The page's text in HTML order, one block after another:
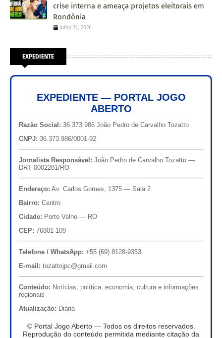
crise interna e ameaça projetos eleitorais em
Rondônia
julho 31, 2026
EXPEDIENTE
EXPEDIENTE — PORTAL JOGO
ABERTO
Razão Social: 36.373.986 João Pedro de Carvalho Tozatto
CNPJ: 36.373.986/0001-92
Jornalista Responsável: João Pedro de Carvalho Tozatto —
DRT 0002281/RO
Endereço: Av. Carlos Gomes, 1375 — Sala 2
Bairro: Centro
Cidade: Porto Velho — RO
CEP: 76801-109
Telefone / WhatsApp: +55 (69) 8128-9353
E-mail: tozattojpc@gmail.com
Conteúdo: Notícias, política, economia, cultura e informações
regionais
Atualização: Diária
© Portal Jogo Aberto — Todos os direitos reservados.
Reprodução do conteúdo permitida mediante citação da